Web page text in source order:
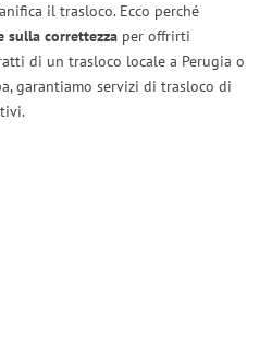
il trasloco. Ecco perché
sulla correttezza per offrirti
di un trasloco locale a Perugia o
garantiamo servizi di trasloco di